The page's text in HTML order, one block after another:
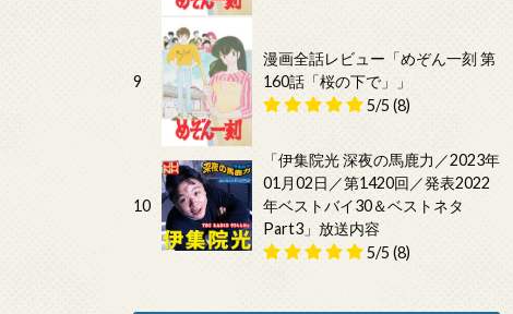
9
漫画全話レビュー「めぞん一刻 第
160話「桜の下で」」
5/5 (8)
10
「伊集院光 深夜の馬鹿力／2023年
01月02日／第1420回／発表2022
年ベストバイ30＆ベストネタ
Part3」放送内容
5/5 (8)